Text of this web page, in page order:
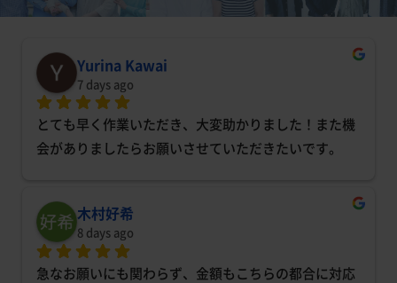
Yurina Kawai
7 days ago
とても早く作業いただき、大変助かりました！また機
会がありましたらお願いさせていただきたいです。
木村好希
8 days ago
急なお願いにも関わらず、金額もこちらの都合に対応